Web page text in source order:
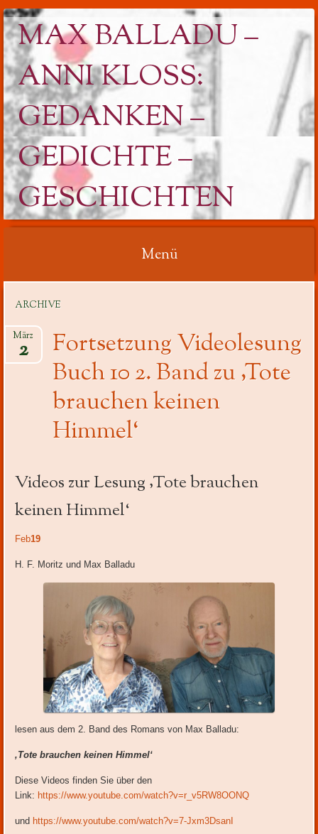
MAX BALLADU –
ANNI KLOSS: G
EDANKEN – G
EDICHTE – G
ESCHICHTEN
Menü
Inhalt
ARCHIVE
Fortsetzung Videolesung
Buch 10 2. Band zu ‚Tote
brauchen keinen
Himmel‘
März
2
Videos zur Lesung ‚Tote brauchen
keinen Himmel‘
Feb19
H. F. Moritz und Max Balladu
lesen aus dem 2. Band des Romans von Max Balladu:
‚Tote brauchen keinen Himmel‘
Diese Videos finden Sie über den
Link: https://www.youtube.com/watch?v=r_v5RW8OONQ
und https://www.youtube.com/watch?v=7-Jxm3DsanI